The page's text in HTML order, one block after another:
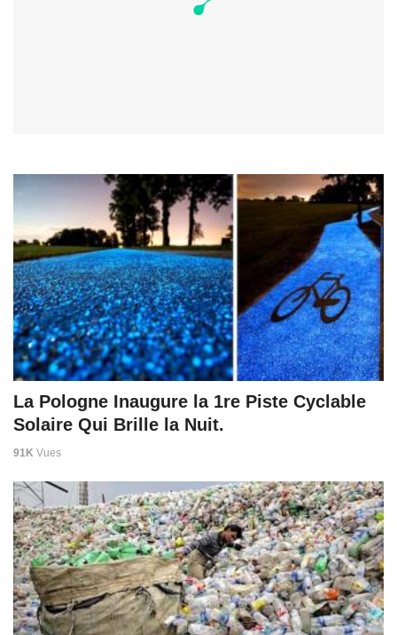
La Pologne Inaugure la 1re Piste Cyclable
Solaire Qui Brille la Nuit.
91K Vues